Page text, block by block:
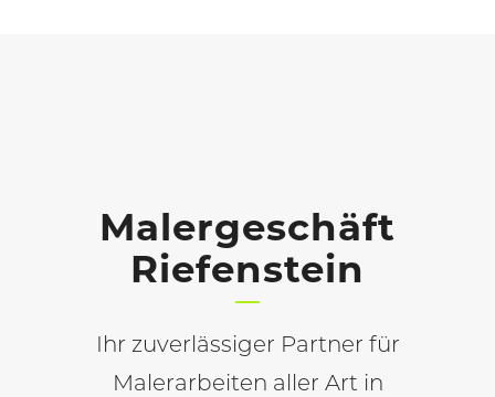
Malergeschäft
Riefenstein
Ihr zuverlässiger Partner für
Malerarbeiten aller Art in